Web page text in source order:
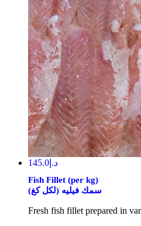
د.إ 145.0
Fish Fillet (per kg)
سمك فيليه (لكل كغ)